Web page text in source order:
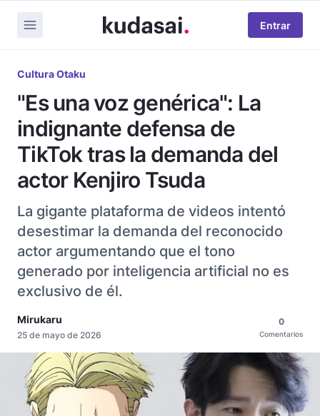
Entrar
Cultura Otaku
"Es una voz genérica": La
indignante defensa de
TikTok tras la demanda del
actor Kenjiro Tsuda
La gigante plataforma de videos intentó
desestimar la demanda del reconocido
actor argumentando que el tono
generado por inteligencia artificial no es
exclusivo de él.
Mirukaru
25 de mayo de 2026
0
Comentarios